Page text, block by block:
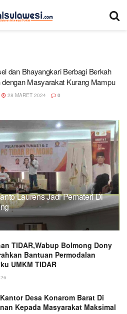
dan Bhayangkari Berbagi Berkah
dengan Masyarakat Kurang Mampu
28 MARET 2024 0
Laurens Jadi Pemateri Di
TIDAR,Wabup Bolmong Dony
Bantuan Permodalan
UMKM TIDAR
Desa Konarom Barat Di
Kepada Masyarakat Maksimal